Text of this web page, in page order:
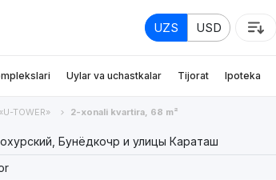
UZS USD
Uylar va uchastkalar Tijorat Ipoteka
TOWER» 2-xonali kvartira, 68 m²
Бунёдкочр и улицы Караташ